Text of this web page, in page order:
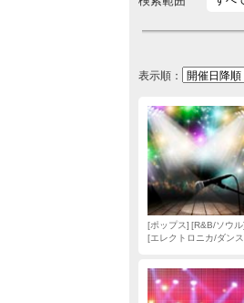
表示順：
ポップス
R&B/ソウル
エレクトロニカ/ダンス